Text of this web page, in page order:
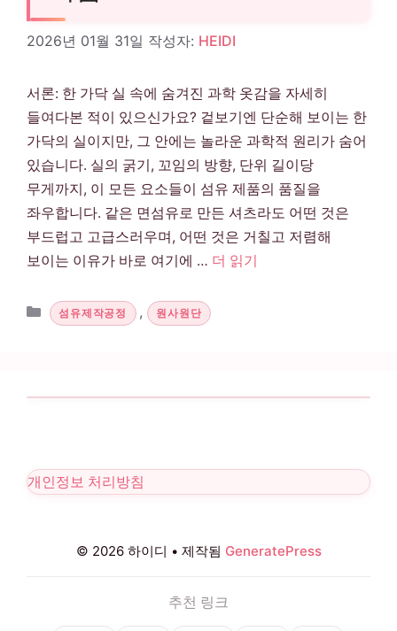
2026년 01월 31일 작성자: HEIDI
서론: 한 가닥 실 속에 숨겨진 과학 옷감을 자세히
들여다본 적이 있으신가요? 겉보기엔 단순해 보이는 한
가닥의 실이지만, 그 안에는 놀라운 과학적 원리가 숨어
있습니다. 실의 굵기, 꼬임의 방향, 단위 길이당
무게까지, 이 모든 요소들이 섬유 제품의 품질을
좌우합니다. 같은 면섬유로 만든 셔츠라도 어떤 것은
부드럽고 고급스러우며, 어떤 것은 거칠고 저렴해
보이는 이유가 바로 여기에 … 더 읽기
카테고리
섬유제작공정 , 원사원단
개인정보 처리방침
© 2026 하이디 • 제작됨 GeneratePress
추천 링크